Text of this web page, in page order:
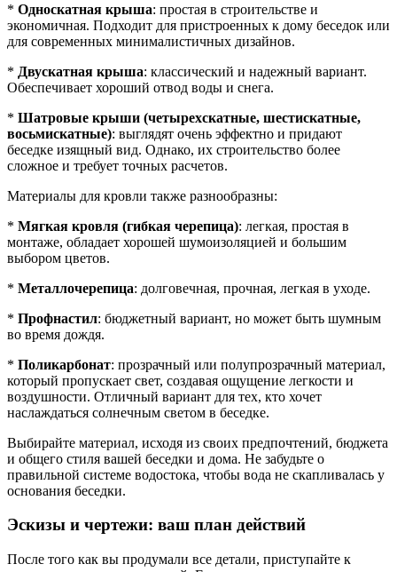
* Односкатная крыша: простая в строительстве и
экономичная. Подходит для пристроенных к дому беседок или
для современных минималистичных дизайнов.
* Двускатная крыша: классический и надежный вариант.
Обеспечивает хороший отвод воды и снега.
* Шатровые крыши (четырехскатные, шестискатные,
восьмискатные): выглядят очень эффектно и придают
беседке изящный вид. Однако, их строительство более
сложное и требует точных расчетов.
Материалы для кровли также разнообразны:
* Мягкая кровля (гибкая черепица): легкая, простая в
монтаже, обладает хорошей шумоизоляцией и большим
выбором цветов.
* Металлочерепица: долговечная, прочная, легкая в уходе.
* Профнастил: бюджетный вариант, но может быть шумным
во время дождя.
* Поликарбонат: прозрачный или полупрозрачный материал,
который пропускает свет, создавая ощущение легкости и
воздушности. Отличный вариант для тех, кто хочет
наслаждаться солнечным светом в беседке.
Выбирайте материал, исходя из своих предпочтений, бюджета
и общего стиля вашей беседки и дома. Не забудьте о
правильной системе водостока, чтобы вода не скапливалась у
основания беседки.
Эскизы и чертежи: ваш план действий
После того как вы продумали все детали, приступайте к